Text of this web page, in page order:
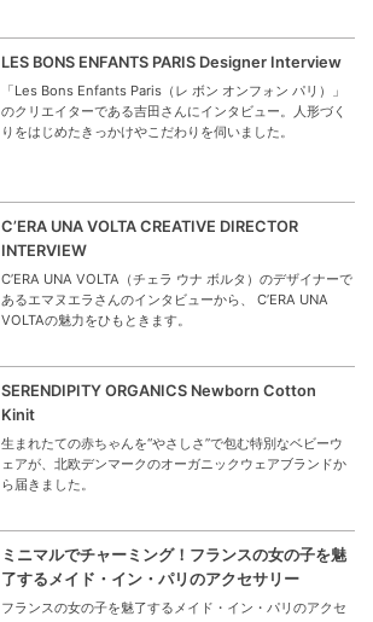
LES BONS ENFANTS PARIS Designer Interview
「Les Bons Enfants Paris（レ ボン オンフォン パリ）」
のクリエイターである吉田さんにインタビュー。人形づく
りをはじめたきっかけやこだわりを伺いました。
C’ERA UNA VOLTA CREATIVE DIRECTOR
INTERVIEW
C’ERA UNA VOLTA（チェラ ウナ ボルタ）のデザイナーで
あるエマヌエラさんのインタビューから、 C’ERA UNA
VOLTAの魅力をひもときます。
SERENDIPITY ORGANICS Newborn Cotton
Kinit
生まれたての赤ちゃんを“やさしさ”で包む特別なベビーウ
ェアが、北欧デンマークのオーガニックウェアブランドか
ら届きました。
ミニマルでチャーミング！フランスの女の子を魅
了するメイド・イン・パリのアクセサリー
フランスの女の子を魅了するメイド・イン・パリのアクセ